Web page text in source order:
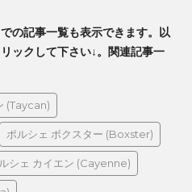
の記事一覧も表示できます。以
ックして下さい↓。関連記事一
(Taycan)
ポルシェ ボクスター (Boxster)
シェ カイエン (Cayenne)